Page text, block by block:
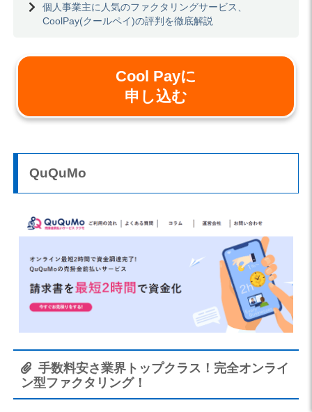
個人事業主に人気のファクタリングサービス、
CoolPay(クールペイ)の評判を徹底解説
Cool Payに
申し込む
QuQuMo
手数料安さ業界トップクラス！完全オンライ
ン型ファクタリング！